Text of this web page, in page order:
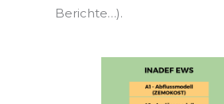
Berichte…).